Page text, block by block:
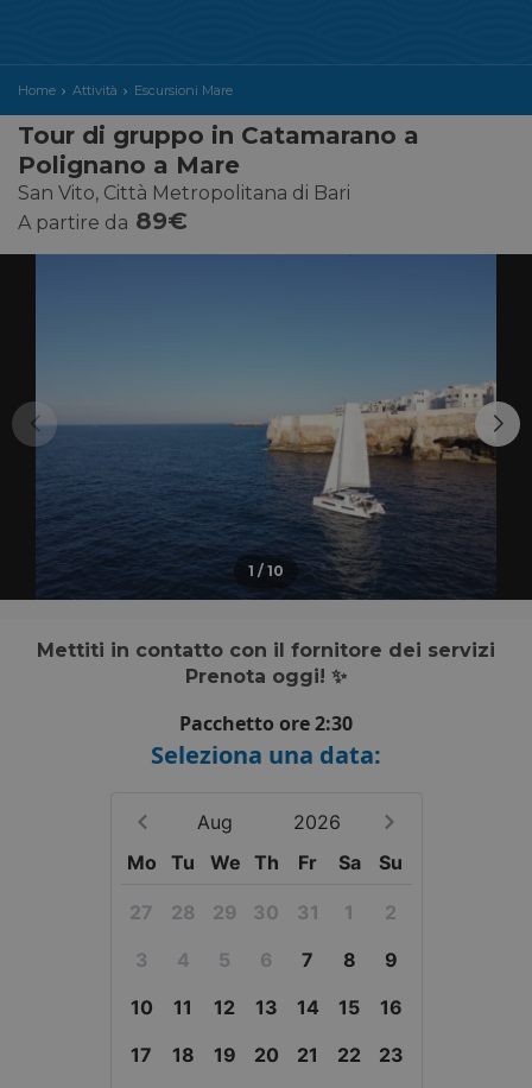
Home Attività Escursioni Mare
Tour di gruppo in Catamarano a
Polignano a Mare
San Vito, Città Metropolitana di Bari
A partire da 89€
1 / 10
Mettiti in contatto con il fornitore dei servizi
Prenota oggi! ✨
Pacchetto ore 2:30
Seleziona una data:
Aug
2026
Mo
Tu We Th Fr Sa Su
27 28 29 30 31 1
2
3
4 5 6 7 8
9
10
11 12 13 14 15
16
17
18 19 20 21 22
23